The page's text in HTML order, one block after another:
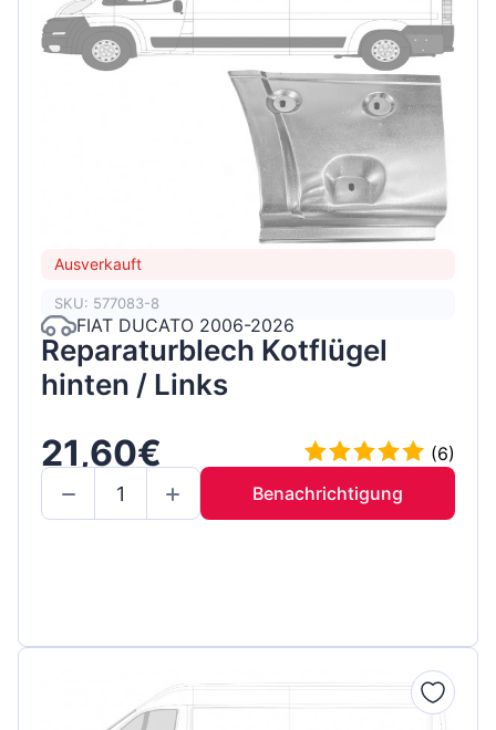
Ausverkauft
SKU: 577083-8
FIAT DUCATO 2006-2026
Reparaturblech Kotflügel
hinten / Links
21,60€
(6)
Benachrichtigung